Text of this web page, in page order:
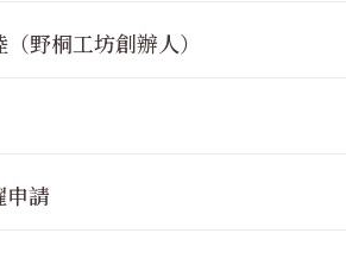
野桐工坊創辦人）
申請